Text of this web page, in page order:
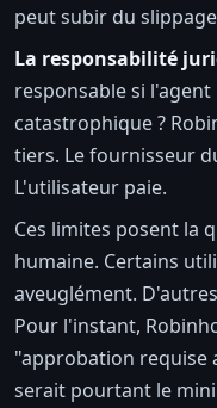
peut subir du
La responsabilité
responsable si
catastrophique ?
tiers. Le fournisseur
L'utilisateur paie.
Ces limites posent la
humaine. Certains
aveuglément.
Pour l'instant,
"approbation requise
serait pourtant le